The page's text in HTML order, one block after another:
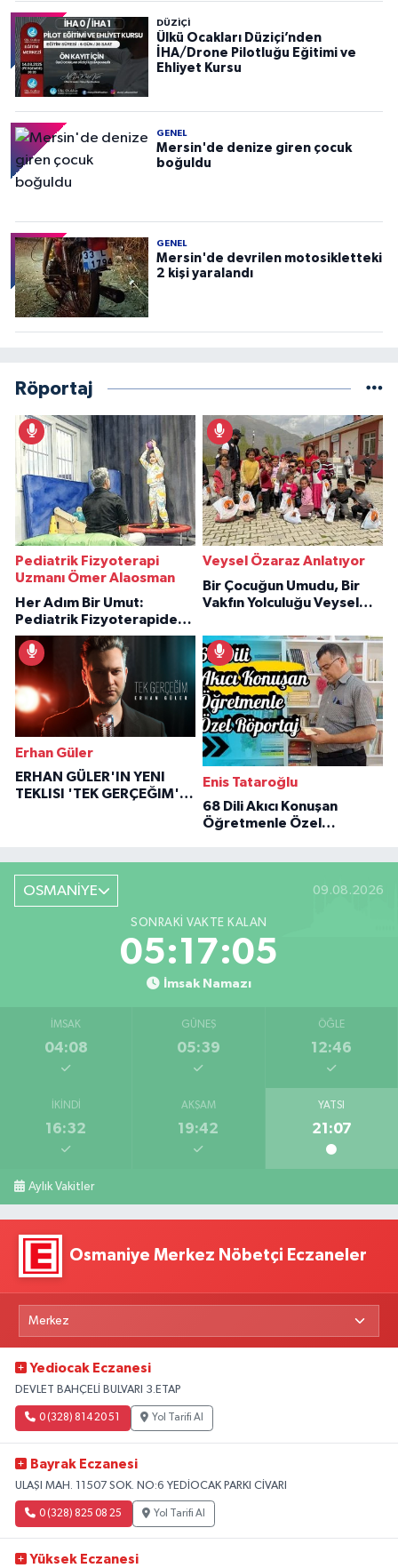
DÜZIÇI
Ülkü Ocakları Düziçi’nden
İHA/Drone Pilotluğu Eğitimi ve
Ehliyet Kursu
GENEL
Mersin'de denize giren çocuk
boğuldu
GENEL
Mersin'de devrilen motosikletteki
2 kişi yaralandı
Röportaj
Pediatrik Fizyoterapi
Uzmanı Ömer Alaosman
Her Adım Bir Umut:
Pediatrik Fizyoterapiden
İlham Veren Hikâyeler
Veysel Özaraz Anlatıyor
Bir Çocuğun Umudu, Bir
Vakfın Yolculuğu Veysel
Erhan Güler
ERHAN GÜLER'IN YENI
TEKLISI 'TEK GERÇEĞIM'LE
Enis Tataroğlu
68 Dili Akıcı Konuşan
Öğretmenle Özel
OSMANİYE 09.08.2026
SONRAKI VAKTE KALAN
05:17:04
İmsak Namazı
İMSAK
04:08
GÜNEŞ
05:39
ÖĞLE
12:46
İKINDI
16:32
AKŞAM
19:42
YATSI
21:07
Aylık Vakitler
Osmaniye Merkez Nöbetçi Eczaneler
Yediocak Eczanesi
DEVLET BAHÇELİ BULVARI 3.ETAP
0 (328) 814 20 51 Yol Tarifi Al
Bayrak Eczanesi
ULAŞI MAH. 11507 SOK. NO:6 YEDİOCAK PARKI CİVARI
0 (328) 825 08 25 Yol Tarifi Al
Yüksek Eczanesi